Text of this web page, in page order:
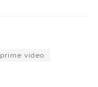
prime video